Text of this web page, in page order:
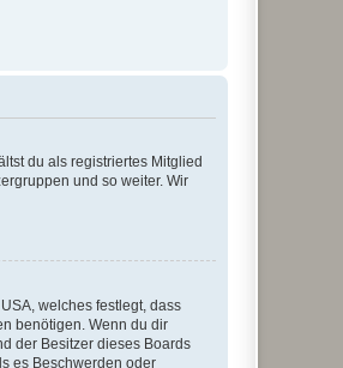
du als registriertes Mitglied
und so weiter. Wir
welches festlegt, dass
benötigen. Wenn du dir
der Besitzer dieses Boards
es Beschwerden oder